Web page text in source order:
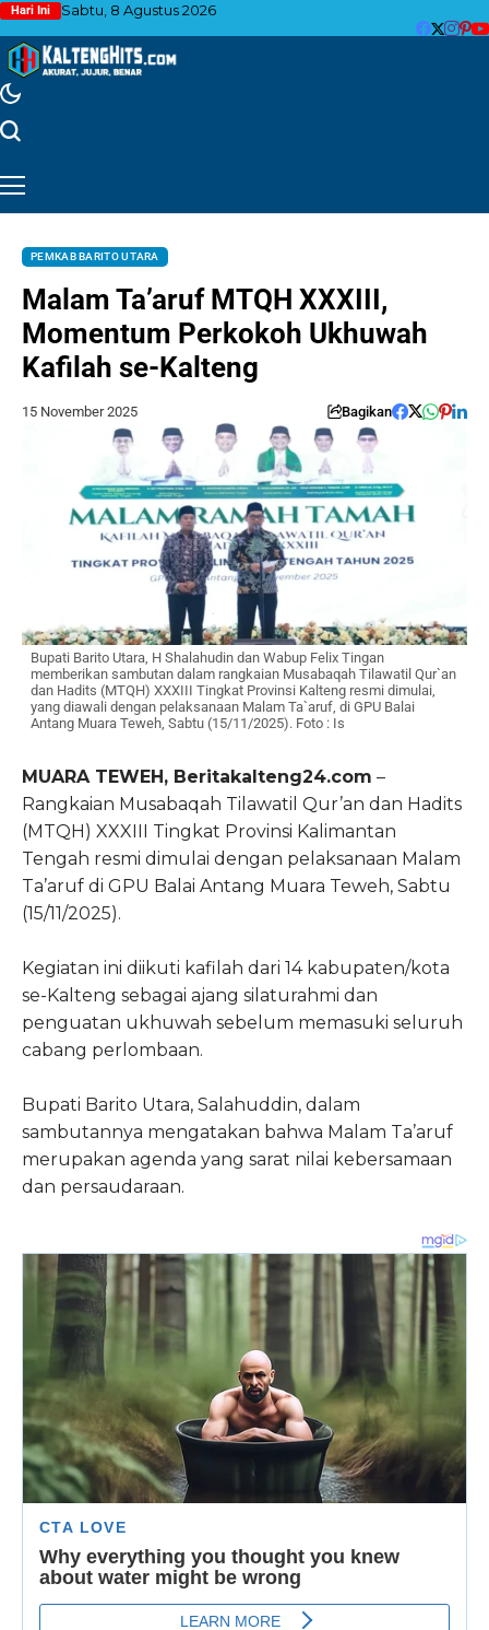
Hari Ini Sabtu, 8 Agustus 2026
PEMKAB BARITO UTARA
Malam Ta’aruf MTQH XXXIII,
Momentum Perkokoh Ukhuwah
Kafilah se-Kalteng
15 November 2025 Bagikan
Bupati Barito Utara, H Shalahudin dan Wabup Felix Tingan
memberikan sambutan dalam rangkaian Musabaqah Tilawatil Qur`an
dan Hadits (MTQH) XXXIII Tingkat Provinsi Kalteng resmi dimulai,
yang diawali dengan pelaksanaan Malam Ta`aruf, di GPU Balai
Antang Muara Teweh, Sabtu (15/11/2025). Foto : Is
MUARA TEWEH, Beritakalteng24.com –
Rangkaian Musabaqah Tilawatil Qur’an dan Hadits
(MTQH) XXXIII Tingkat Provinsi Kalimantan
Tengah resmi dimulai dengan pelaksanaan Malam
Ta’aruf di GPU Balai Antang Muara Teweh, Sabtu
(15/11/2025).
Kegiatan ini diikuti kafilah dari 14 kabupaten/kota
se-Kalteng sebagai ajang silaturahmi dan
penguatan ukhuwah sebelum memasuki seluruh
cabang perlombaan.
Bupati Barito Utara, Salahuddin, dalam
sambutannya mengatakan bahwa Malam Ta’aruf
merupakan agenda yang sarat nilai kebersamaan
dan persaudaraan.